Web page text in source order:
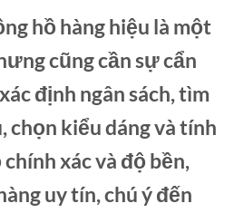
hồ hàng hiệu là một
cũng cần sự cẩn
định ngân sách, tìm
kiểu dáng và tính
xác và độ bền,
uy tín, chú ý đến